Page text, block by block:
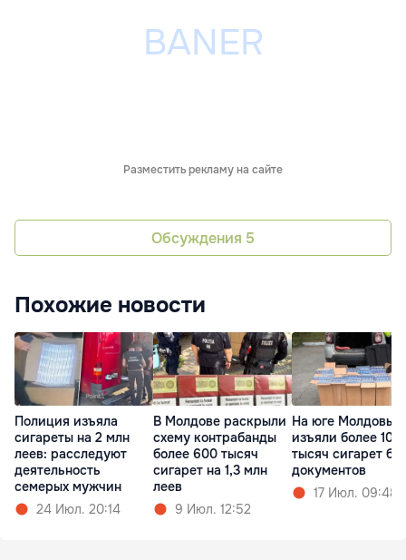
Разместить рекламу на сайте
Обсуждения 5
Похожие новости
Полиция изъяла
сигареты на 2 млн
леев: расследуют
деятельность
семерых мужчин
24 Июл. 20:14
В Молдове раскрыли
схему контрабанды
более 600 тысяч
сигарет на 1,3 млн
леев
9 Июл. 12:52
На юге Молдовы
изъяли более 100
тысяч сигарет без
документов
17 Июл. 09:48